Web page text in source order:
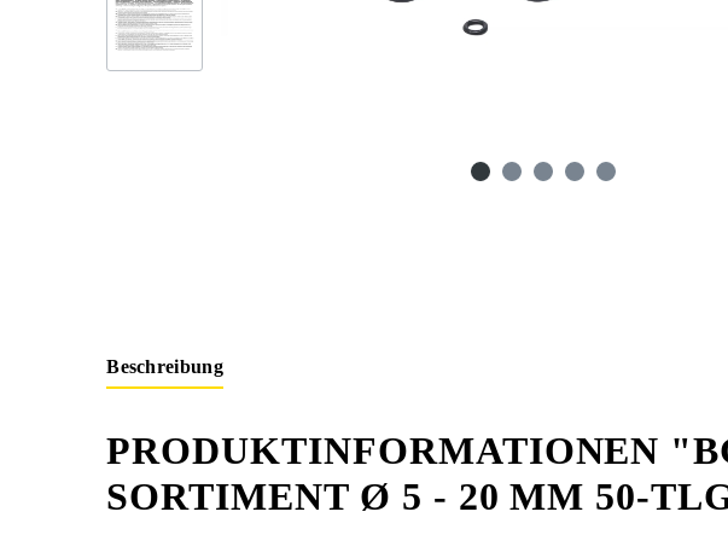
Beschreibung
PRODUKTINFORMATIONEN
SORTIMENT Ø 5 - 20 MM 50-